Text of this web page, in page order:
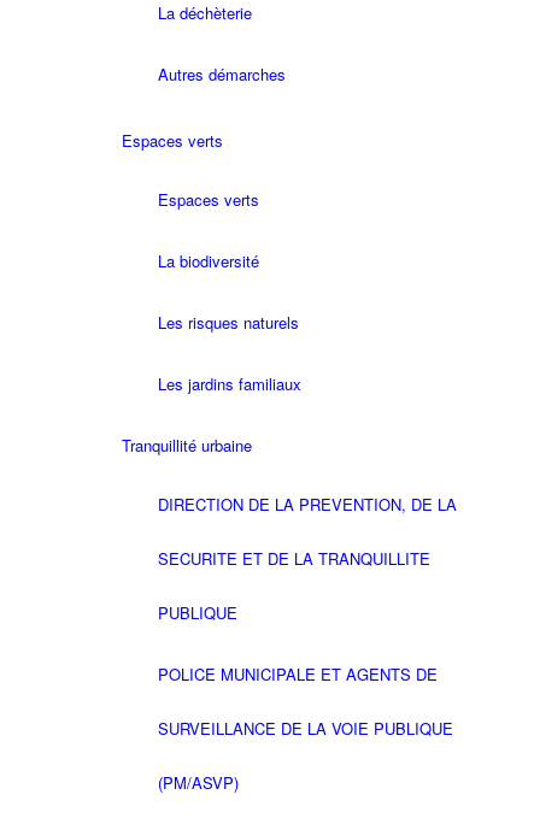
La déchèterie
Autres démarches
Espaces verts
Espaces verts
La biodiversité
Les risques naturels
Les jardins familiaux
Tranquillité urbaine
DIRECTION DE LA PREVENTION, DE LA
SECURITE ET DE LA TRANQUILLITE
PUBLIQUE
POLICE MUNICIPALE ET AGENTS DE
SURVEILLANCE DE LA VOIE PUBLIQUE
(PM/ASVP)